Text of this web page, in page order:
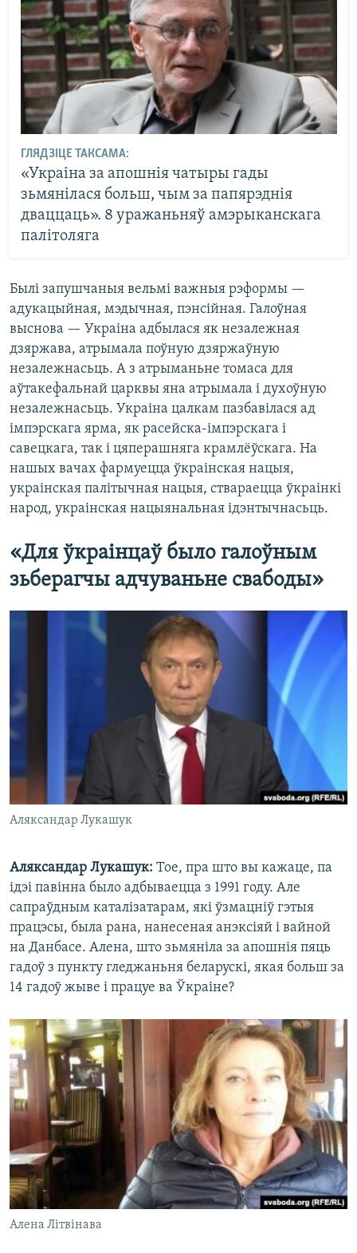
ГЛЯДЗІЦЕ ТАКСАМА:
«Украіна за апошнія чатыры гады
зьмянілася больш, чым за папярэднія
дваццаць». 8 уражаньняў амэрыканскага
палітоляга
Былі запушчаныя вельмі важныя рэформы —
адукацыйная, мэдычная, пэнсійная. Галоўная
выснова — Украіна адбылася як незалежная
дзяржава, атрымала поўную дзяржаўную
незалежнасьць. А з атрыманьне томаса для
аўтакефальнай царквы яна атрымала і духоўную
незалежнасьць. Украіна цалкам пазбавілася ад
імпэрскага ярма, як расейска-імпэрскага і
савецкага, так і цяперашняга крамлёўскага. На
нашых вачах фармуецца ўкраінская нацыя,
украінская палітычная нацыя, ствараецца ўкраінкі
народ, украінская нацыянальная ідэнтычнасьць.
«Для ўкраінцаў было галоўным
зьберагчы адчуваньне свабоды»
Аляксандар Лукашук
Аляксандар Лукашук: Тое, пра што вы кажаце, па
ідэі павінна было адбываецца з 1991 году. Але
сапраўдным каталізатарам, які ўзмацніў гэтыя
працэсы, была рана, нанесеная анэксіяй і вайной
на Данбасе. Алена, што зьмяніла за апошнія пяць
гадоў з пункту гледжаньня беларускі, якая больш за
14 гадоў жыве і працуе ва Ўкраіне?
Алена Літвінава